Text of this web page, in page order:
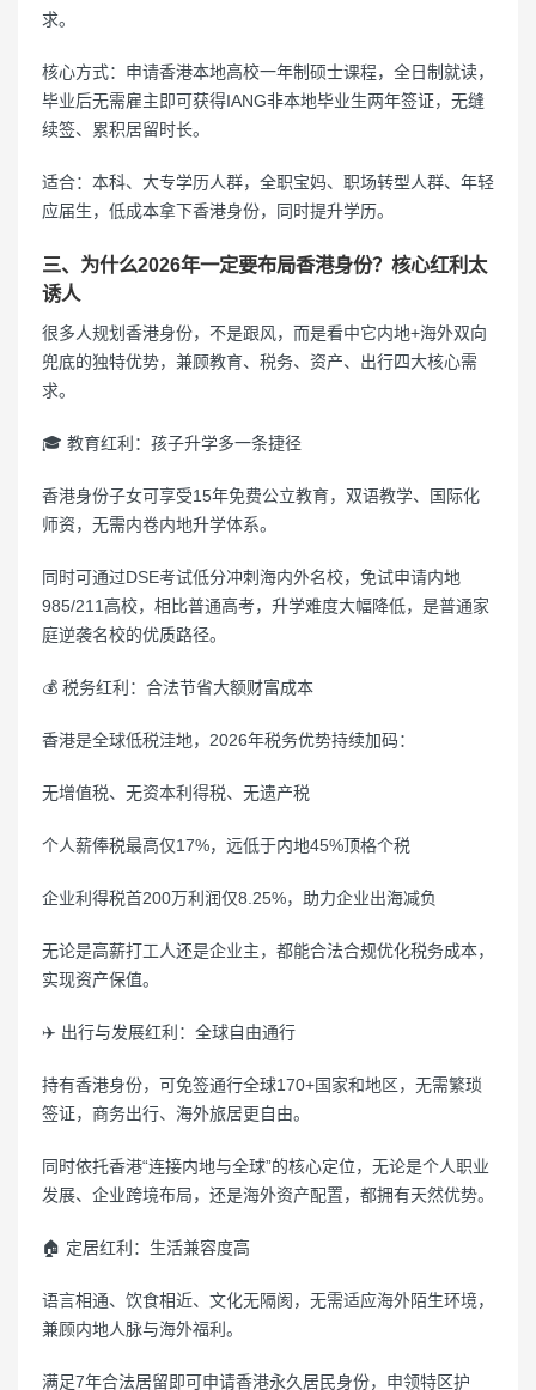
求。
核心方式：申请香港本地高校一年制硕士课程，全日制就读，
毕业后无需雇主即可获得IANG非本地毕业生两年签证，无缝
续签、累积居留时长。
适合：本科、大专学历人群，全职宝妈、职场转型人群、年轻
应届生，低成本拿下香港身份，同时提升学历。
三、为什么2026年一定要布局香港身份？核心红利太
诱人
很多人规划香港身份，不是跟风，而是看中它内地+海外双向
兜底的独特优势，兼顾教育、税务、资产、出行四大核心需
求。
🎓 教育红利：孩子升学多一条捷径
香港身份子女可享受15年免费公立教育，双语教学、国际化
师资，无需内卷内地升学体系。
同时可通过DSE考试低分冲刺海内外名校，免试申请内地
985/211高校，相比普通高考，升学难度大幅降低，是普通家
庭逆袭名校的优质路径。
💰 税务红利：合法节省大额财富成本
香港是全球低税洼地，2026年税务优势持续加码：
无增值税、无资本利得税、无遗产税
个人薪俸税最高仅17%，远低于内地45%顶格个税
企业利得税首200万利润仅8.25%，助力企业出海减负
无论是高薪打工人还是企业主，都能合法合规优化税务成本，
实现资产保值。
✈️ 出行与发展红利：全球自由通行
持有香港身份，可免签通行全球170+国家和地区，无需繁琐
签证，商务出行、海外旅居更自由。
同时依托香港“连接内地与全球”的核心定位，无论是个人职业
发展、企业跨境布局，还是海外资产配置，都拥有天然优势。
🏠 定居红利：生活兼容度高
语言相通、饮食相近、文化无隔阂，无需适应海外陌生环境，
兼顾内地人脉与海外福利。
满足7年合法居留即可申请香港永久居民身份，申领特区护